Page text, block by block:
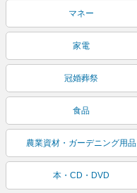
マネー
家電
冠婚葬祭
食品
農業資材・ガーデニング用品
本・CD・DVD